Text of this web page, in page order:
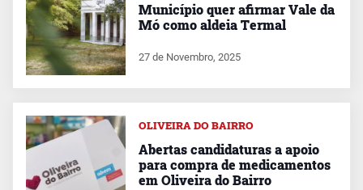
Município quer afirmar Vale da
Mó como aldeia Termal
27 de Novembro, 2025
OLIVEIRA DO BAIRRO
Abertas candidaturas a apoio
para compra de medicamentos
em Oliveira do Bairro